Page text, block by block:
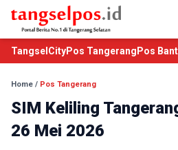
TangselCityPos Tangerang Pos
Home / Pos Tangerang
SIM Keliling
26 Mei 2026